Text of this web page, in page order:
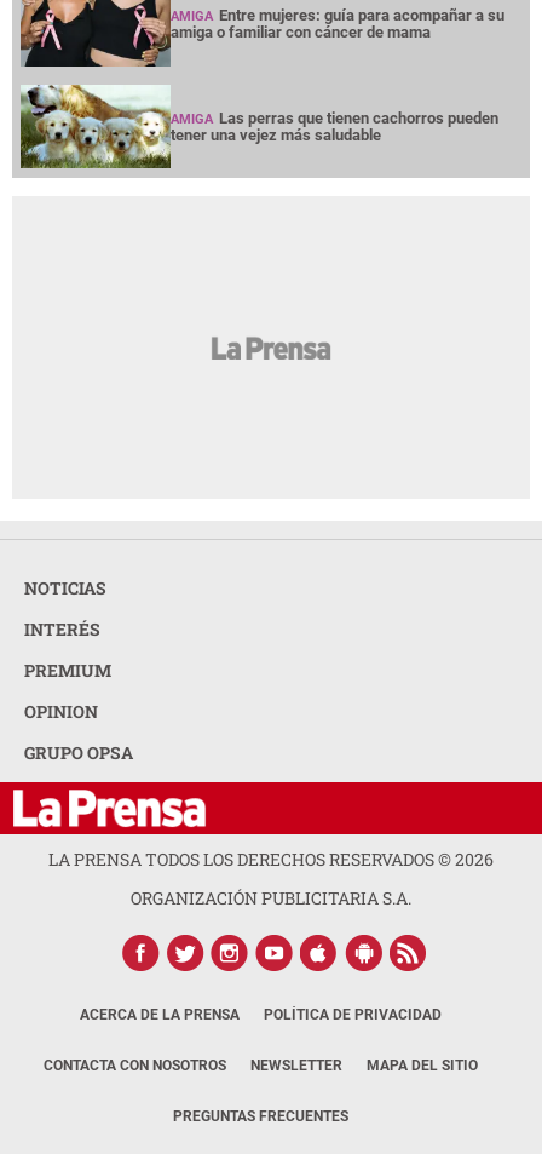
AMIGA Entre mujeres: guía para acompañar a su
amiga o familiar con cáncer de mama
AMIGA Las perras que tienen cachorros pueden
tener una vejez más saludable
NOTICIAS
INTERÉS
PREMIUM
OPINION
GRUPO OPSA
LA PRENSA TODOS LOS DERECHOS RESERVADOS ©2026
ORGANIZACIÓN PUBLICITARIA S.A.
ACERCA DE LA PRENSA POLÍTICA DE PRIVACIDAD
CONTACTA CON NOSOTROS NEWSLETTER MAPA DEL SITIO
PREGUNTAS FRECUENTES